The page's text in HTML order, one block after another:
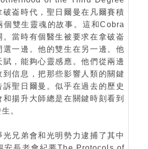
破崙時代，聖日爾曼在凡爾賽積
個雙生靈魂的故事。這和Cobra
。當時有個醫生被要求在拿破崙
選一邊。他的雙生在另一邊。他
賦，能夠心靈感應。他們從兩邊
到信息，把那些影響人類的關鍵
訴聖日爾曼。似乎在過去的歷史
和揚升大師總是在關鍵時刻看到
。
光兄弟會和光明勢力逮捕了其中